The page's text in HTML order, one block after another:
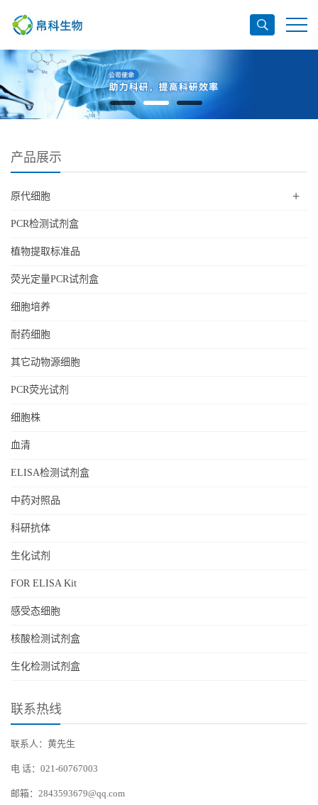
产品展示
原代细胞 +
PCR检测试剂盒
植物提取标准品
荧光定量PCR试剂盒
细胞培养
耐药细胞
其它动物源细胞
PCR荧光试剂
细胞株
血清
ELISA检测试剂盒
中药对照品
科研抗体
生化试剂
FOR ELISA Kit
感受态细胞
核酸检测试剂盒
生化检测试剂盒
联系热线
联系人：黄先生
电 话：021-60767003
邮箱：2843593679@qq.com